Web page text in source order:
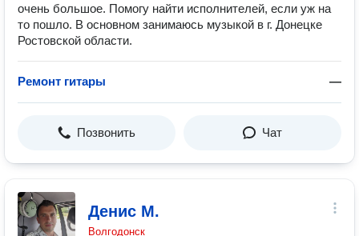
очень большое. Помогу найти исполнителей, если уж на
то пошло. В основном занимаюсь музыкой в г. Донецке
Ростовской области.
Ремонт гитары —
Позвонить Чат
Денис М.
Волгодонск